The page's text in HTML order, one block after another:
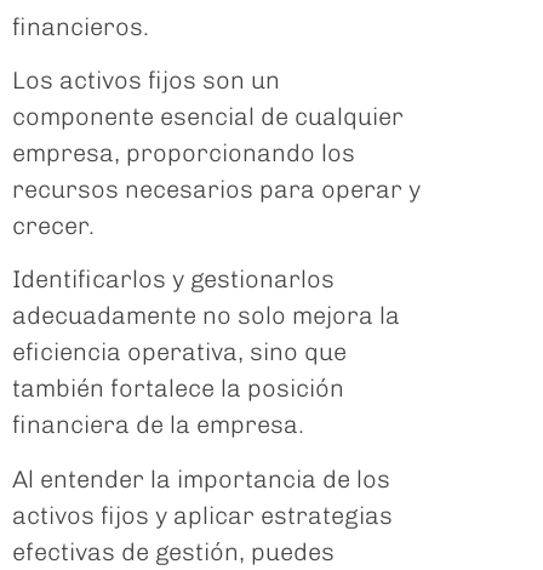
financieros.
Los activos fijos son un
componente esencial de cualquier
empresa, proporcionando los
recursos necesarios para operar y
crecer.
Identificarlos y gestionarlos
adecuadamente no solo mejora la
eficiencia operativa, sino que
también fortalece la posición
financiera de la empresa.
Al entender la importancia de los
activos fijos y aplicar estrategias
efectivas de gestión, puedes